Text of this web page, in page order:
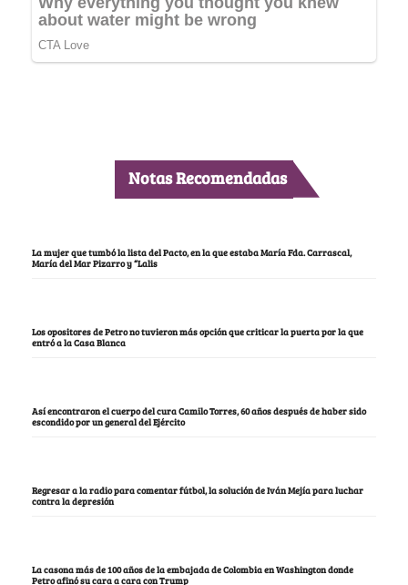
Notas Recomendadas
La mujer que tumbó la lista del Pacto, en la que estaba María Fda. Carrascal,
María del Mar Pizarro y “Lalis
Los opositores de Petro no tuvieron más opción que criticar la puerta por la que
entró a la Casa Blanca
Así encontraron el cuerpo del cura Camilo Torres, 60 años después de haber sido
escondido por un general del Ejército
Regresar a la radio para comentar fútbol, la solución de Iván Mejía para luchar
contra la depresión
La casona más de 100 años de la embajada de Colombia en Washington donde
Petro afinó su cara a cara con Trump